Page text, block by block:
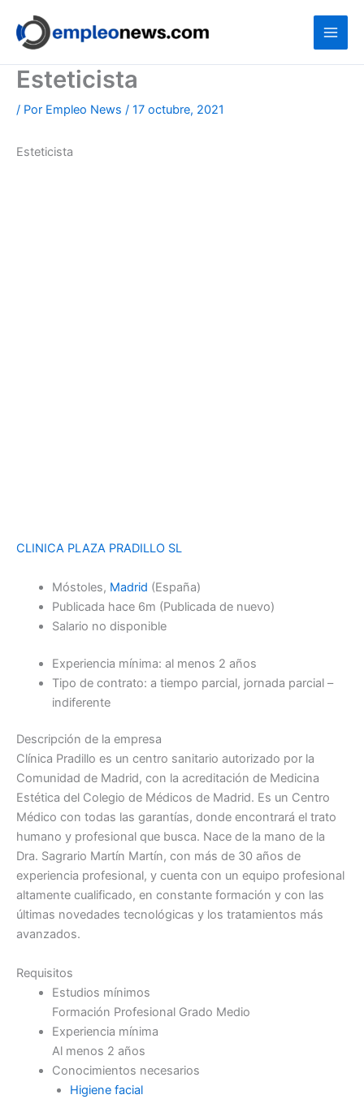
contenido
Esteticista
/ Por Empleo News / 17 octubre, 2021
Esteticista
CLINICA PLAZA PRADILLO SL
Móstoles, Madrid (España)
Publicada hace 6m (Publicada de nuevo)
Salario no disponible
Experiencia mínima: al menos 2 años
Tipo de contrato: a tiempo parcial, jornada parcial –
indiferente
Descripción de la empresa
Clínica Pradillo es un centro sanitario autorizado por la
Comunidad de Madrid, con la acreditación de Medicina
Estética del Colegio de Médicos de Madrid. Es un Centro
Médico con todas las garantías, donde encontrará el trato
humano y profesional que busca. Nace de la mano de la
Dra. Sagrario Martín Martín, con más de 30 años de
experiencia profesional, y cuenta con un equipo profesional
altamente cualificado, en constante formación y con las
últimas novedades tecnológicas y los tratamientos más
avanzados.
Requisitos
Estudios mínimos
Formación Profesional Grado Medio
Experiencia mínima
Al menos 2 años
Conocimientos necesarios
Higiene facial